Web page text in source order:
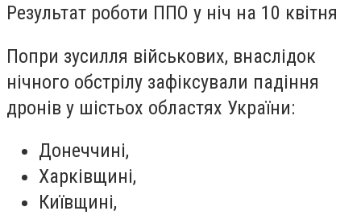
Результат роботи ППО у ніч на 10 квітня
Попри зусилля військових, внаслідок
нічного обстрілу зафіксували падіння
дронів у шістьох областях України:
Донеччині,
Харківщині,
Київщині,